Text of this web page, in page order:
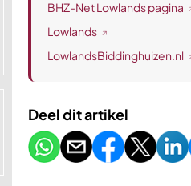
BHZ-Net Lowlands pagina
Lowlands
LowlandsBiddinghuizen.nl
Deel dit artikel